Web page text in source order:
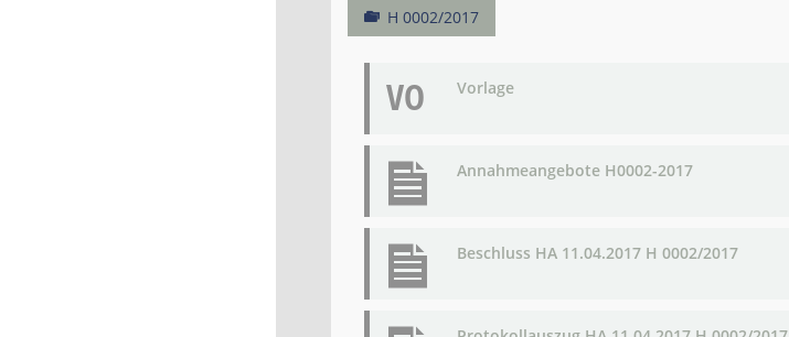
H 0002/2017
VO Vorlage
Annahmeangebote H0002-2017
Beschluss HA 11.04.2017 H 0002/2017